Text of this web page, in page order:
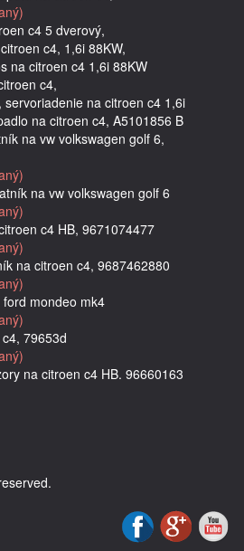
c4 5 dverový,
c4, 1,6i 88KW,
na citroen c4 1,6i 88KW
c4,
servoriadenie na citroen c4 1,6i
na citroen c4, A5101856 B
na vw volkswagen golf 6,
na vw volkswagen golf 6
c4 HB, 9671074477
na citroen c4, 9687462880
mondeo mk4
79653d
na citroen c4 HB. 96660163